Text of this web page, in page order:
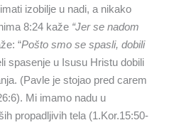
izobilje u nadi, a nikako
8:24 kaže “Jer se nadom
“Pošto smo se spasli, dobili
spasenje u Isusu Hristu dobili
(Pavle je stojao pred carem
Mi imamo nadu u
propadljivih tela (1.Kor.15:50-